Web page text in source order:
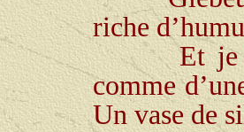
riche
Et je
comme
Un vase de